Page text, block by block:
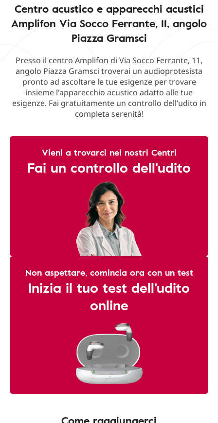
Centro acustico e apparecchi acustici
Amplifon Via Socco Ferrante, 11, angolo
Piazza Gramsci
Presso il centro Amplifon di Via Socco Ferrante, 11,
angolo Piazza Gramsci troverai un audioprotesista
pronto ad ascoltare le tue esigenze per trovare
insieme l'apparecchio acustico adatto alle tue
esigenze. Fai gratuitamente un controllo dell’udito in
completa serenità!
Vieni a trovarci nei nostri Centri
Fai un controllo dell'udito
Non aspettare, comincia ora con un test
Inizia il tuo test dell'udito
online